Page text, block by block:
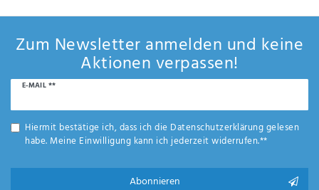
de
Zum Newsletter anmelden und keine
Aktionen verpassen!
E-MAIL **
Newsletter
Hiermit bestätige ich, dass ich die Daten­schutz­erklärunggelesen
habe. Meine Einwilligung kann ich jederzeit widerrufen.**
Abonnieren